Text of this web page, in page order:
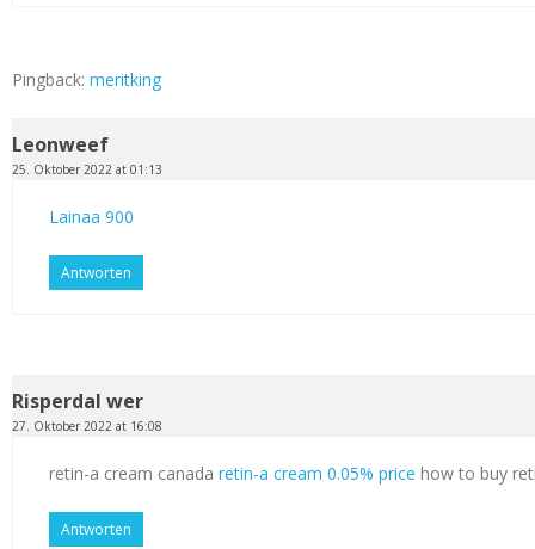
Pingback: meritking
Leonweef
25. Oktober 2022 at 01:13
Lainaa 900
Antworten
Risperdal wer
27. Oktober 2022 at 16:08
retin-a cream canada retin-a cream 0.05% price how to buy
Antworten